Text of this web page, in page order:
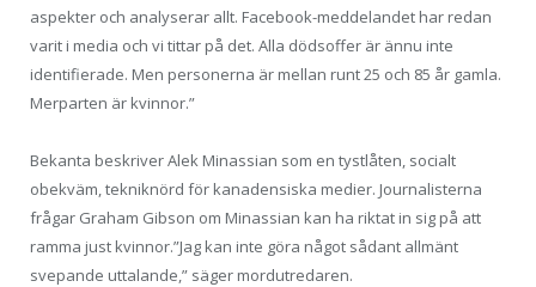
aspekter och analyserar allt. Facebook-meddelandet har redan
varit i media och vi tittar på det. Alla dödsoffer är ännu inte
identifierade. Men personerna är mellan runt 25 och 85 år gamla.
Merparten är kvinnor.”
Bekanta beskriver Alek Minassian som en tystlåten, socialt
obekväm, tekniknörd för kanadensiska medier. Journalisterna
frågar Graham Gibson om Minassian kan ha riktat in sig på att
ramma just kvinnor.”Jag kan inte göra något sådant allmänt
svepande uttalande,” säger mordutredaren.